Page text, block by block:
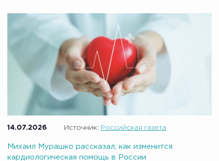
14.07.2026 Источник: Российская газета
Михаил Мурашко рассказал, как изменится
кардиологическая помощь в России